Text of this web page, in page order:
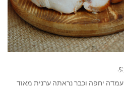
יחפה וכבר נראתה ערנית מאוד